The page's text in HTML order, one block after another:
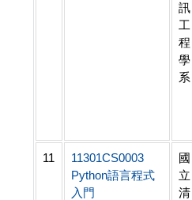
訊
工
程
學
系
11
11301CS0003
Python語言程式
入門
國
立
清